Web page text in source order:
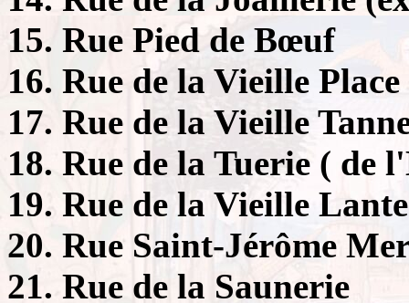
15. Rue Pied de Bœuf
16. Rue de la Vieille
17. Rue de la Vieille
18. Rue de la Tuerie ( de
19. Rue de la Vieille
20. Rue Saint-Jérôme
21. Rue de la Saunerie